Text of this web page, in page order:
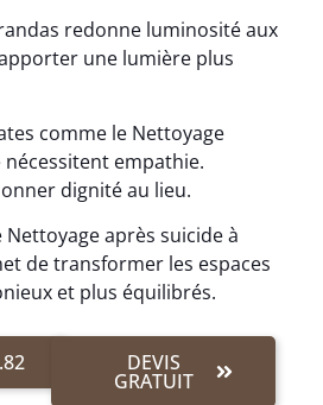
redonne luminosité aux
une lumière plus
comme le Nettoyage
empathie.
dignité au lieu.
après suicide à
de transformer les espaces
et plus équilibrés.
DEVIS
GRATUIT